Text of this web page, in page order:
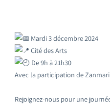
Mardi 3 décembre 2024
Cité des Arts
De 9h à 21h30
Avec la participation de
Rejoignez-nous pour une